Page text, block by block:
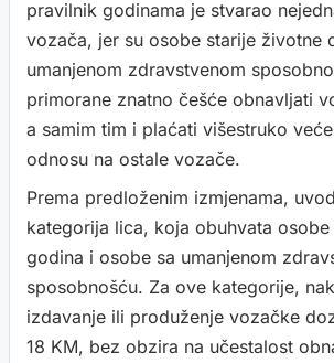
pravilnik godinama je stvarao
vozača, jer su osobe starije životne
umanjenom zdravstvenom
primorane znatno češće obnavljati
a samim tim i plaćati višestruko
odnosu na ostale vozače.
Prema predloženim izmjenama,
kategorija lica, koja obuhvata
godina i osobe sa umanjenom
sposobnošću. Za ove kategorije,
izdavanje ili produženje vozačke
18 KM, bez obzira na učestalost